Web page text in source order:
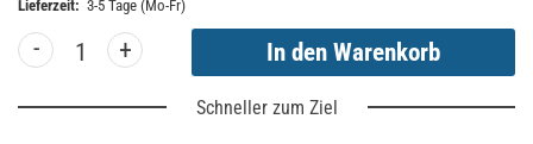
Lieferzeit: 3-5 Tage (Mo-Fr)
- +
Schneller zum Ziel